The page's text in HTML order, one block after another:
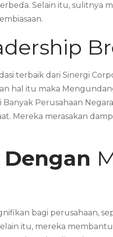
Selain itu, sulitnya
terbaik dari Sinergi
hal itu maka
Perusahaan
Mereka merasakan
bagi perusahaan,
itu, mereka